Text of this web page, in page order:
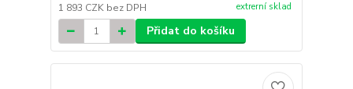
1 893 CZK bez DPH extrerní sklad
Přidat do košíku